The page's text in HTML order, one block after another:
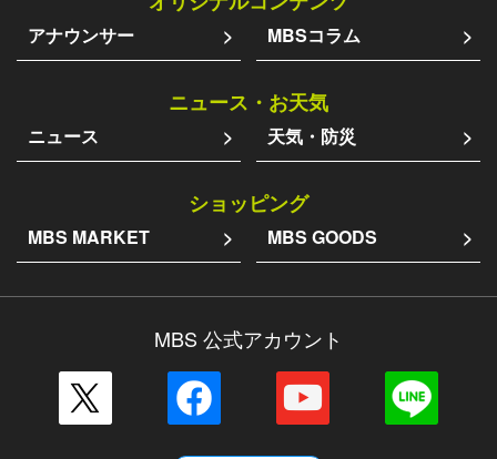
アナウンサー MBSコラム
ニュース・お天気
ニュース 天気・防災
ショッピング
MBS MARKET MBS GOODS
MBS 公式アカウント